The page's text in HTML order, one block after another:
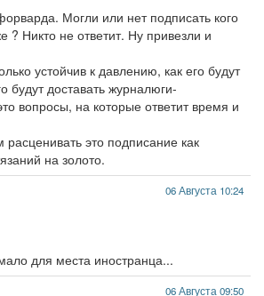
Могли или нет подписать кого
? Никто не ответит. Ну привезли и
устойчив к давлению, как его будут
будут доставать журналюги-
вопросы, на которые ответит время и
расценивать это подписание как
на золото.
06 Августа 10:24
для места иностранца...
06 Августа 09:50